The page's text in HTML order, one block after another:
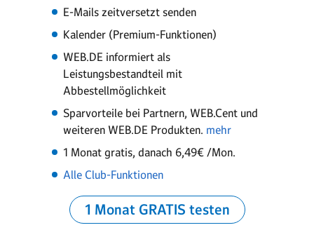
E-Mails zeitversetzt senden
Kalender (Premium-Funktionen)
WEB.DE informiert als
Leistungsbestandteil mit
Abbestellmöglichkeit
Sparvorteile bei Partnern, WEB.Cent und
weiteren WEB.DE Produkten. mehr
1 Monat gratis, danach 6,49€ /Mon.
Alle Club-Funktionen
1 Monat GRATIS testen